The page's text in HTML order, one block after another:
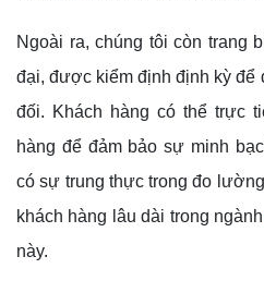
Ngoài ra, chúng tôi còn trang
đại, được kiểm định định kỳ để
đối. Khách hàng có thể trực
hàng để đảm bảo sự minh
có sự trung thực trong đo
khách hàng lâu dài trong ngành
này.